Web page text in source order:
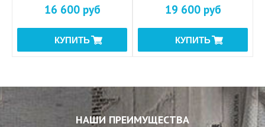
16 600 руб 19 600 руб
НАШИ ПРЕИМУЩЕСТВА